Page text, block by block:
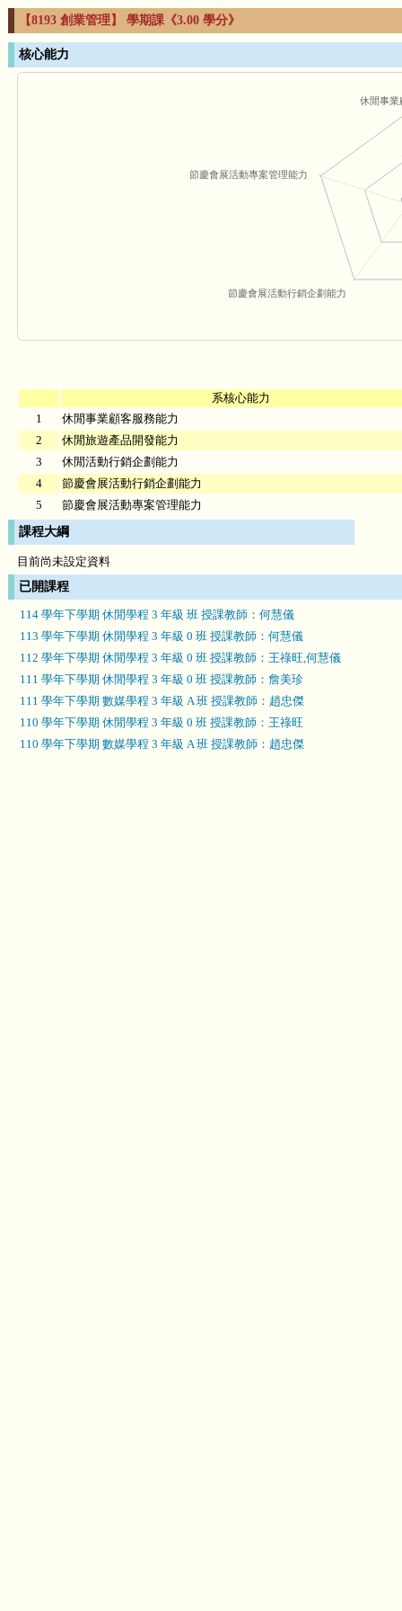
【8193 創業管理】 學期課《3.00 學分》
核心能力
休閒事業
節慶會展活動行銷企劃能力
節慶會展活動專案管理能力
系核心能力
1
休閒事業顧客服務能力
2
休閒旅遊產品開發能力
3
休閒活動行銷企劃能力
4
節慶會展活動行銷企劃能力
5
節慶會展活動專案管理能力
課程大綱
目前尚未設定資料
已開課程
114 學年下學期 休閒學程 3 年級 班 授課教師：何慧儀
113 學年下學期 休閒學程 3 年級 0 班 授課教師：何慧儀
112 學年下學期 休閒學程 3 年級 0 班 授課教師：王祿旺,何慧儀
111 學年下學期 休閒學程 3 年級 0 班 授課教師：詹美珍
111 學年下學期 數媒學程 3 年級 A 班 授課教師：趙忠傑
110 學年下學期 休閒學程 3 年級 0 班 授課教師：王祿旺
110 學年下學期 數媒學程 3 年級 A 班 授課教師：趙忠傑